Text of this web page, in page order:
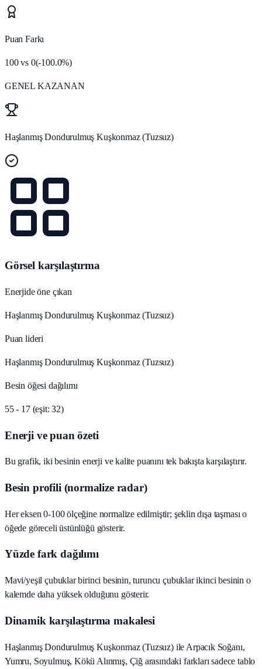
Puan Farkı
100vs 0(-100.0%)
GENEL KAZANAN
Haşlanmış Dondurulmuş Kuşkonmaz (Tuzsuz)
Görsel karşılaştırma
Enerjide öne çıkan
Haşlanmış Dondurulmuş Kuşkonmaz (Tuzsuz)
Puan lideri
Haşlanmış Dondurulmuş Kuşkonmaz (Tuzsuz)
Besin öğesi dağılımı
55 - 17 (eşit: 32)
Enerji ve puan özeti
Bu grafik, iki besinin enerji ve kalite puanını tek bakışta karşılaştırır.
Besin profili (normalize radar)
Her eksen 0-100 ölçeğine normalize edilmiştir; şeklin dışa taşması o
öğede göreceli üstünlüğü gösterir.
Yüzde fark dağılımı
Mavi/yeşil çubuklar birinci besinin, turuncu çubuklar ikinci besinin o
kalemde daha yüksek olduğunu gösterir.
Dinamik karşılaştırma makalesi
Haşlanmış Dondurulmuş Kuşkonmaz (Tuzsuz) ile Arpacık Soğanı,
Yumru, Soyulmuş, Kökü Alınmış, Çiğ arasındaki farkları sadece tablo